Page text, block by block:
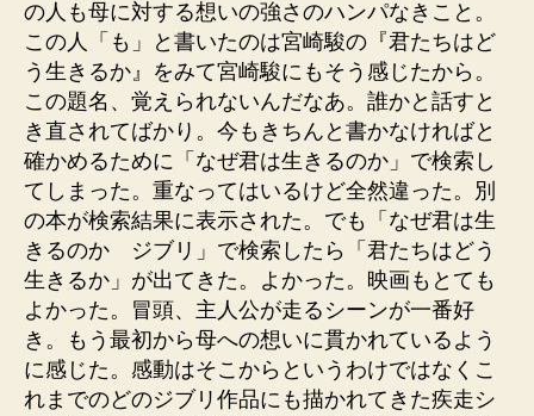
の人も母に対する想いの強さのハンパなきこと。
この人「も」と書いたのは宮崎駿の『君たちはど
う生きるか』をみて宮崎駿にもそう感じたから。
この題名、覚えられないんだなあ。誰かと話すと
き直されてばかり。今もきちんと書かなければと
確かめるために「なぜ君は生きるのか」で検索し
てしまった。重なってはいるけど全然違った。別
の本が検索結果に表示された。でも「なぜ君は生
きるのか ジブリ」で検索したら「君たちはどう
生きるか」が出てきた。よかった。映画もとても
よかった。冒頭、主人公が走るシーンが一番好
き。もう最初から母への想いに貫かれているよう
に感じた。感動はそこからというわけではなくこ
れまでのどのジブリ作品にも描かれてきた疾走シ